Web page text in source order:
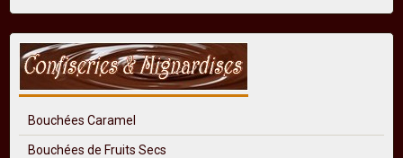
Bouchées Caramel
Bouchées de Fruits Secs